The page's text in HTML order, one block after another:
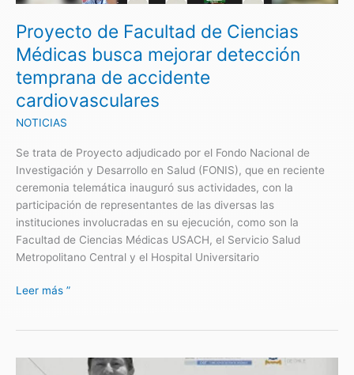
Proyecto de Facultad de Ciencias
Médicas busca mejorar detección
temprana de accidente
cardiovasculares
NOTICIAS
Se trata de Proyecto adjudicado por el Fondo Nacional de
Investigación y Desarrollo en Salud (FONIS), que en reciente
ceremonia telemática inauguró sus actividades, con la
participación de representantes de las diversas las
instituciones involucradas en su ejecución, como son la
Facultad de Ciencias Médicas USACH, el Servicio Salud
Metropolitano Central y el Hospital Universitario
mejorar
detección
temprana
de
accidente
Leer más ”
Dra.